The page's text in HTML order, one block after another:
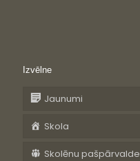
Izvēlne
Jaunumi
Skola
Skolēnu pašpārvalde